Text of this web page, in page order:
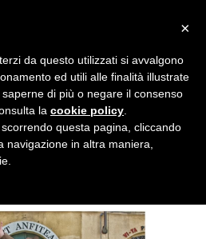
E ALL’ESTERO, PER DANZATORI,
all’ audizione –
parte
×
da questo utilizzati si avvalgono
ed utili alle finalità illustrate
di più o negare il consenso
la cookie policy
questa pagina, cliccando
in altra maniera,